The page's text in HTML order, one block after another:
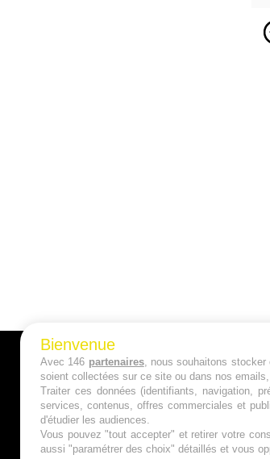
A PROPOS
Qui sommes nous ?
Mentions Légales
Bienvenue
Avec 146 partenaires, nous souhaitons stocker
soient collectées sur ce site ou dans nos
Traiter ces données (identifiants, navigation,
services, contenus, offres commerciales et
d'étudier les audiences.
Vous pouvez "tout accepter" et retirer votre
aussi "paramétrer des choix" détaillés et vous